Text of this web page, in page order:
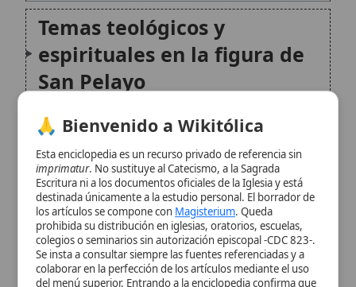
Patronazgo e influencia en la
devoción popular
San Pelayo en el imaginario
comunica identidad
Conclusión
Citas y referencias
Modificado el 14 de julio de 2026 •FideScore™ 7.82•Citar este
artículo •Paq. Scorm (LMS)•Sugerir mejora•Compartir artículo•
Imprimir artículo• Generar QR•Instalar aplicación
🙏 Bienvenido a Wikitólica
Esta enciclopedia es un recurso privado de referencia sin
imprimatur. No sustituye al Catecismo, a la Sagrada
Escritura ni a los documentos oficiales de la Iglesia y está
destinada únicamente a la estudio personal. El borrador de
colegios o seminarios sin autorización episcopal -CDC 823-.
Se insta a consultar siempre las fuentes referenciadas y a
colaborar en la perfección de los artículos mediante el uso
del menú superior. Entrando a la enciclopedia confirma que
ha leído y acepta expresamente lapolítica de privacidady el
aviso legal
Aceptar y Entrar